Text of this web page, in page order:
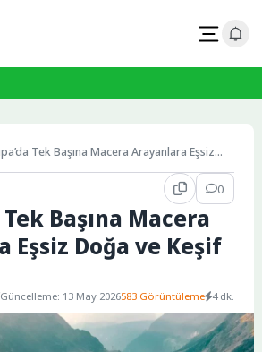
Tek Başına Macera Arayanlara Eşsiz
0
Başına Macera
Eşsiz Doğa ve Keşif
Güncelleme: 13 May 2026583 Görüntüleme 4 dk.